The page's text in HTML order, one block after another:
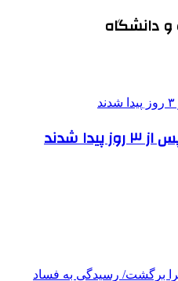
دانشگاه
شدند